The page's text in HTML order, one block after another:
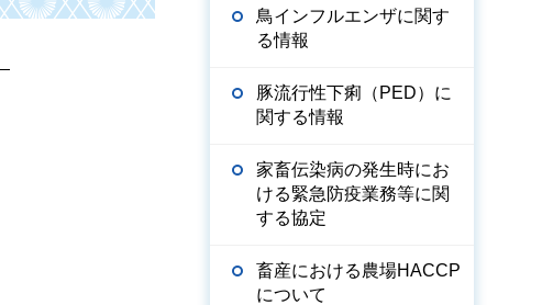
鳥インフルエンザに関す
る情報
豚流行性下痢（PED）に
関する情報
家畜伝染病の発生時にお
ける緊急防疫業務等に関
する協定
畜産における農場HACCP
について